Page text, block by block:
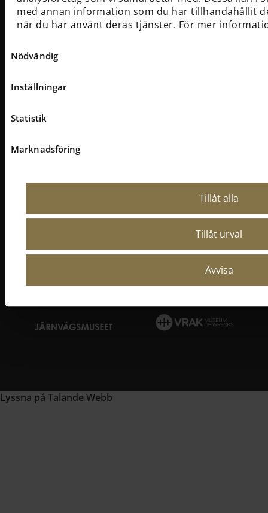
med annan information som du har tillhandahållit
när du har använt deras tjänster. För mer
Nödvändig
Inställningar
Statistik
Marknadsföring
Tillåt alla
Tillåt urval
Avvisa
Följ och prenumerera
YouTube
Statens
museer för maritim, transport- och
Lyssna på Talande Webb